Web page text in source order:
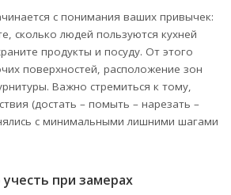
с понимания ваших привычек:
сколько людей пользуются кухней
продукты и посуду. От этого
поверхностей, расположение зон
Важно стремиться к тому,
(достать – помыть – нарезать –
с минимальными лишними шагами
при замерах